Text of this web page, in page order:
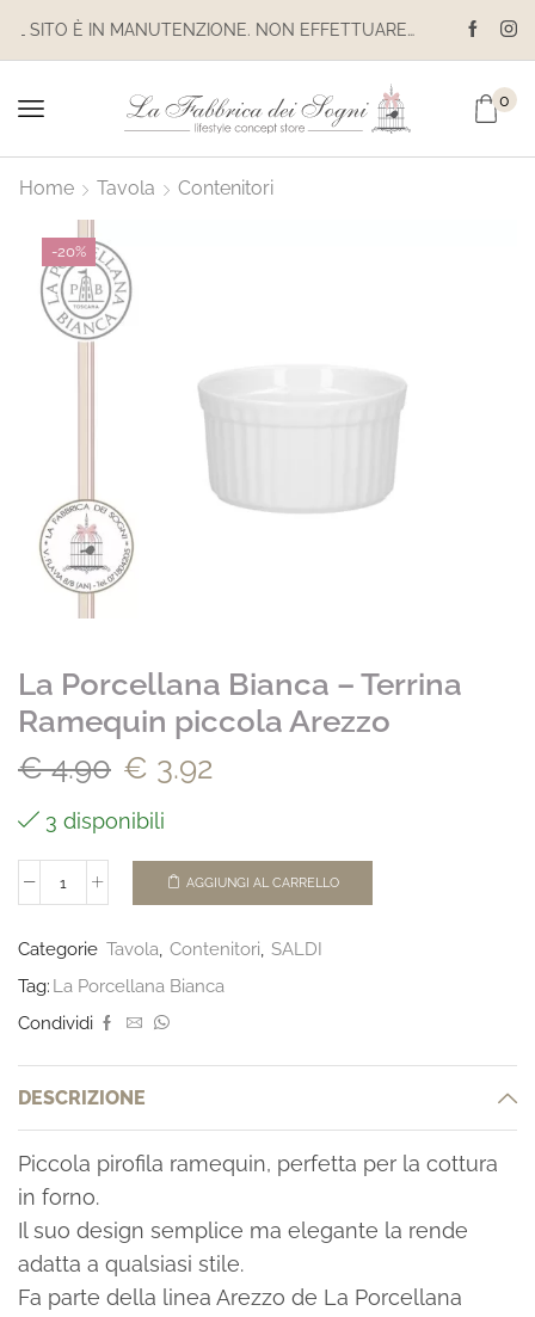
IL SITO È IN MANUTENZIONE. NON EFFETTUARE ACQUISTI. LE SPEDIZIONI SONO SOSPESE
0
Home Tavola Contenitori
-20%
La Porcellana Bianca – Terrina
Ramequin piccola Arezzo
€4.90 € 3.92
3 disponibili
AGGIUNGI AL CARRELLO
Categorie Tavola Contenitori SALDI
Tag: La Porcellana Bianca
Condividi
DESCRIZIONE
Piccola pirofila ramequin, perfetta per la cottura
in forno.
Il suo design semplice ma elegante la rende
adatta a qualsiasi stile.
Fa parte della linea Arezzo de La Porcellana